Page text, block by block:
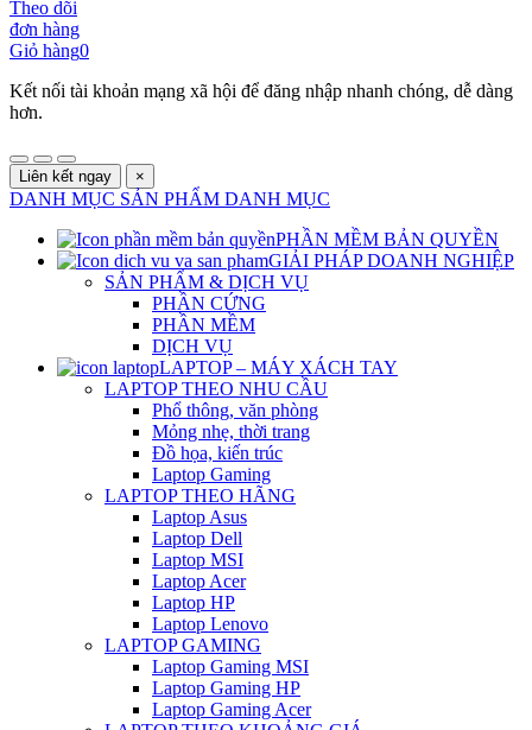
Theo dõi
đơn hàng
Giỏ hàng0
Kết nối tài khoản mạng xã hội để đăng nhập nhanh chóng, dễ dàng
hơn.
Liên kết ngay ×
DANH MỤC SẢN PHẨM DANH MỤC
PHẦN MỀM BẢN QUYỀN
GIẢI PHÁP DOANH NGHIỆP
SẢN PHẨM & DỊCH VỤ
PHẦN CỨNG
PHẦN MỀM
DỊCH VỤ
LAPTOP – MÁY XÁCH TAY
LAPTOP THEO NHU CẦU
Phổ thông, văn phòng
Mỏng nhẹ, thời trang
Đồ họa, kiến trúc
Laptop Gaming
LAPTOP THEO HÃNG
Laptop Asus
Laptop Dell
Laptop MSI
Laptop Acer
Laptop HP
Laptop Lenovo
LAPTOP GAMING
Laptop Gaming MSI
Laptop Gaming HP
Laptop Gaming Acer